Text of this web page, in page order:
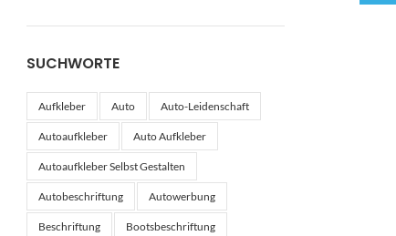
SUCHWORTE
Aufkleber Auto Auto-Leidenschaft
Autoaufkleber Auto Aufkleber
Autoaufkleber Selbst Gestalten
Autobeschriftung Autowerbung
Beschriftung Bootsbeschriftung